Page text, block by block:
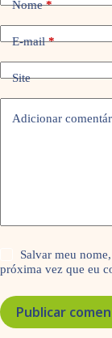
Nome*
E-mail*
Site
Adicionar
Salvar meu
próxima vez que eu
Publicar